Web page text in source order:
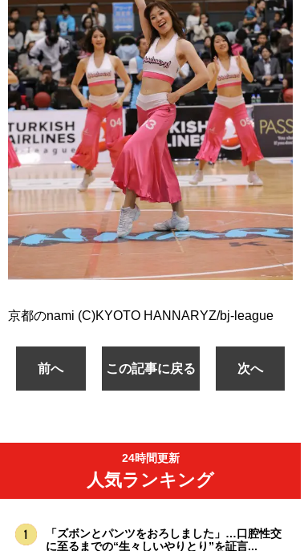
京都のnami (C)KYOTO HANNARYZ/bj-league
前へ この記事に戻る 次へ
24時間更新
人気ランキング
「ズボンとパンツをおろしました」…口腔性交
に至るまでの“生々しいやりとり”を証言...